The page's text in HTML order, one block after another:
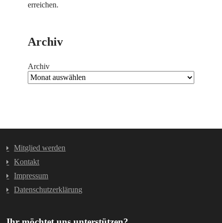
erreichen.
Archiv
Archiv
Mitglied werden
Kontakt
Impressum
Datenschutzerklärung